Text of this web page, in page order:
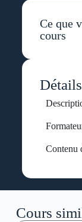
Ce que
cours
Détails
Contenu
Cours